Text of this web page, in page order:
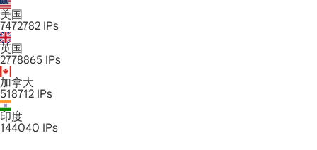
美国
7472782 IPs
英国
2778865 IPs
加拿大
518712 IPs
印度
144040 IPs